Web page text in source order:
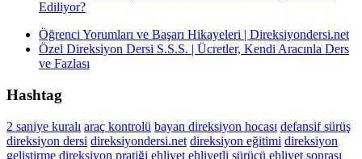
Ediliyor?
Öğrenci Yorumları ve Başarı Hikayeleri | Direksiyondersi.net
Özel Direksiyon Dersi S.S.S. | Ücretler, Kendi Aracınla Ders
ve Fazlası
Hashtag
2 saniye kuralı araç kontrolü bayan direksiyon hocası defansif sürüş
direksiyon dersi direksiyondersi.net direksiyon eğitimi direksiyon
geliştirme direksiyon pratiği ehliyet ehliyetli sürücü ehliyet sonrası